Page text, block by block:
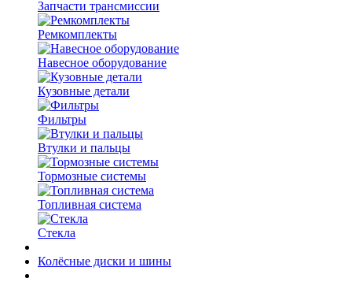
Запчасти трансмиссии
Ремкомплекты
Навесное оборудование
Кузовные детали
Фильтры
Втулки и пальцы
Тормозные системы
Топливная система
Стекла
Колёсные диски и шины